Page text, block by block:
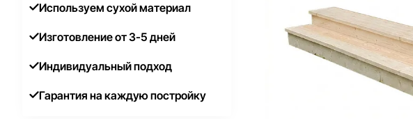
Используем сухой материал
Изготовление от 3-5 дней
Индивидуальный подход
Гарантия на каждую постройку